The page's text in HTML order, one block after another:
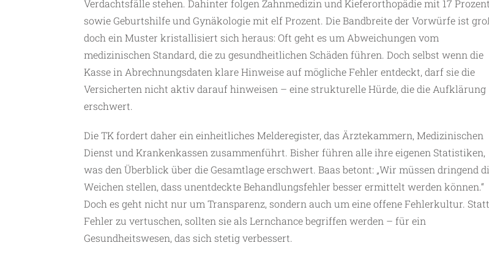
Verdachtsfälle stehen. Dahinter folgen Zahnmedizin und Kieferorthopädie mit 17 Prozent
sowie Geburtshilfe und Gynäkologie mit elf Prozent. Die Bandbreite der Vorwürfe ist
doch ein Muster kristallisiert sich heraus: Oft geht es um Abweichungen vom
medizinischen Standard, die zu gesundheitlichen Schäden führen. Doch selbst wenn die
Kasse in Abrechnungsdaten klare Hinweise auf mögliche Fehler entdeckt, darf sie die
Versicherten nicht aktiv darauf hinweisen – eine strukturelle Hürde, die die Aufklärung
erschwert.
Die TK fordert daher ein einheitliches Melderegister, das Ärztekammern, Medizinischen
Dienst und Krankenkassen zusammenführt. Bisher führen alle ihre eigenen Statistiken,
was den Überblick über die Gesamtlage erschwert. Baas betont: „Wir müssen dringend
Weichen stellen, dass unentdeckte Behandlungsfehler besser ermittelt werden können.“
Doch es geht nicht nur um Transparenz, sondern auch um eine offene Fehlerkultur. Statt
Fehler zu vertuschen, sollten sie als Lernchance begriffen werden – für ein
Gesundheitswesen, das sich stetig verbessert.